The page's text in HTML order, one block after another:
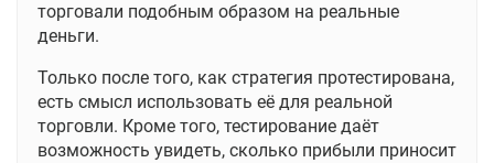
торговали подобным образом на реальные
деньги.
Только после того, как стратегия протестирована,
есть смысл использовать её для реальной
торговли. Кроме того, тестирование даёт
возможность увидеть, сколько прибыли приносит